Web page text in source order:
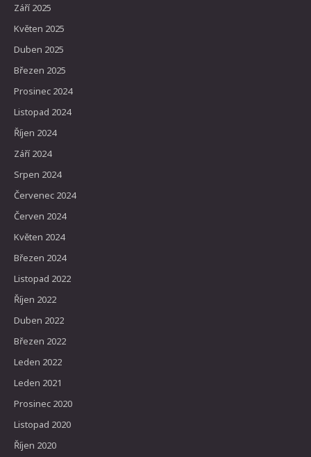
Září 2025
Květen 2025
Duben 2025
Březen 2025
Prosinec 2024
Listopad 2024
Říjen 2024
Září 2024
Srpen 2024
Červenec 2024
Červen 2024
Květen 2024
Březen 2024
Listopad 2022
Říjen 2022
Duben 2022
Březen 2022
Leden 2022
Leden 2021
Prosinec 2020
Listopad 2020
Říjen 2020